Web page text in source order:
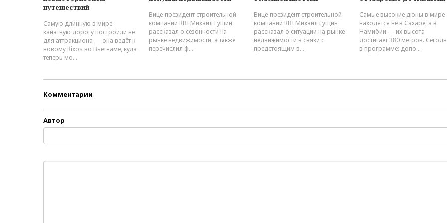
путешествий
Самую длинную в мире
канатную дорогу построили не
для аттракциона — она ведёт к
новому Rixos во Вьетнаме, куда
теперь мо...
Вице-президент строительной
компании RBI Михаил Гущин
рассказал о сезонности на
рынке недвижимости, а также
перечислил ф...
Вице-президент строительной
компании RBI Михаил Гущин
рассказал о ситуации на рынке
недвижимости в связи с
предстоящим в...
Самые высокие дюны в мире
находятся не в Сахаре, а в
Намибии — их высота
достигает 380 метров.
в программе: допо...
Комментарии
Автор